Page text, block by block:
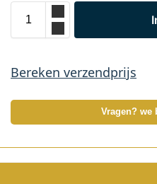
Bereken verzendprijs
Vragen? we